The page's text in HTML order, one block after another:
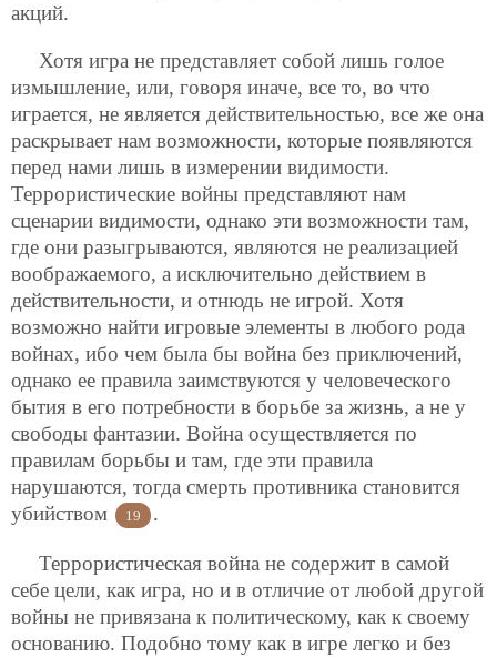
акций.
Хотя игра не представляет собой лишь голое
измышление, или, говоря иначе, все то, во что
играется, не является действительностью, все же она
раскрывает нам возможности, которые появляются
перед нами лишь в измерении видимости.
Террористические войны представляют нам
сценарии видимости, однако эти возможности там,
где они разыгрываются, являются не реализацией
воображаемого, а исключительно действием в
действительности, и отнюдь не игрой. Хотя
возможно найти игровые элементы в любого рода
войнах, ибо чем была бы война без приключений,
однако ее правила заимствуются у человеческого
бытия в его потребности в борьбе за жизнь, а не у
свободы фантазии. Война осуществляется по
правилам борьбы и там, где эти правила
нарушаются, тогда смерть противника становится
убийством
19 .
Террористическая война не содержит в самой
себе цели, как игра, но и в отличие от любой другой
войны не привязана к политическому, как к своему
основанию. Подобно тому как в игре легко и без